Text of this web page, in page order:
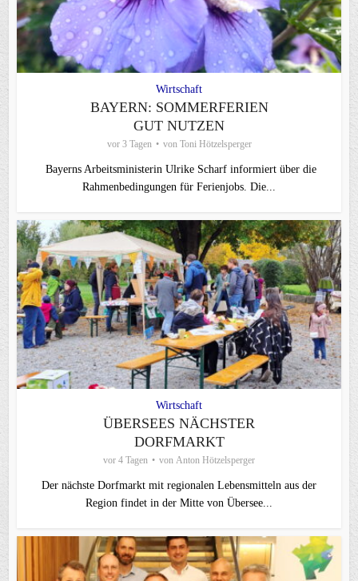
Wirtschaft
BAYERN: SOMMERFERIEN
GUT NUTZEN
vor 3 Tagen von Toni Hötzelsperger
Bayerns Arbeitsministerin Ulrike Scharf informiert über die
Rahmenbedingungen für Ferienjobs. Die...
Wirtschaft
ÜBERSEES NÄCHSTER
DORFMARKT
vor 4 Tagen von Anton Hötzelsperger
Der nächste Dorfmarkt mit regionalen Lebensmitteln aus der
Region findet in der Mitte von Übersee...